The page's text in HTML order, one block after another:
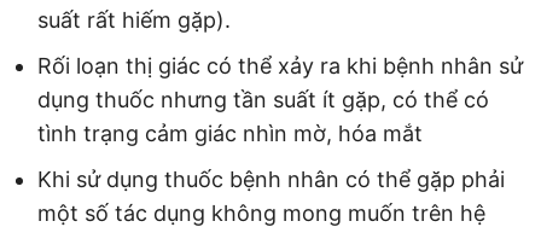
suất rất hiếm gặp).
Rối loạn thị giác có thể xảy ra khi bệnh nhân sử
dụng thuốc nhưng tần suất ít gặp, có thể có
tình trạng cảm giác nhìn mờ, hóa mắt
Khi sử dụng thuốc bệnh nhân có thể gặp phải
một số tác dụng không mong muốn trên hệ